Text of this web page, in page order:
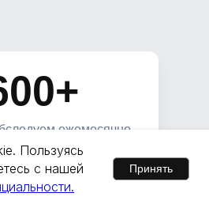
Пользуясь
с нашей
Принять
ежемесячно